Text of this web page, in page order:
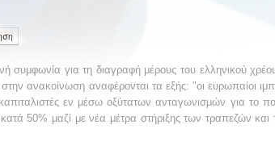
συμφωνία για τη διαγραφή μέρους του ελληνικού
ανακοίνωση αναφέρονται τα εξής: "οι ευρωπαίοι
εν μέσω οξύτατων ανταγωνισμών για το
50% μαζί με νέα μέτρα στήριξης των τραπεζών